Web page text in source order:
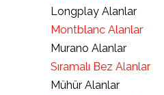
Longplay Alanlar
Montblanc Alanlar
Murano Alanlar
Sıramalı Bez Alanlar
Mühür Alanlar